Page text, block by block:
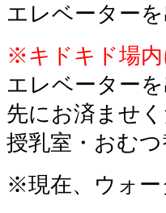
エレベーター
※キドキド場内
エレベーター
先にお済ませく
授乳室・おむ
※現在、ウォー